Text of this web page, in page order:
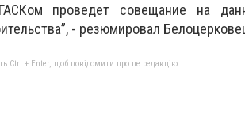
проведет совещание на
- резюмировал
Ctrl + Enter, щоб повідомити про це редакцію